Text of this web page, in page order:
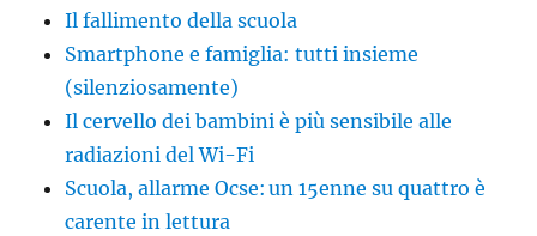
Il fallimento della scuola
Smartphone e famiglia: tutti insieme
(silenziosamente)
Il cervello dei bambini è più sensibile alle
radiazioni del Wi-Fi
Scuola, allarme Ocse: un 15enne su quattro è
carente in lettura